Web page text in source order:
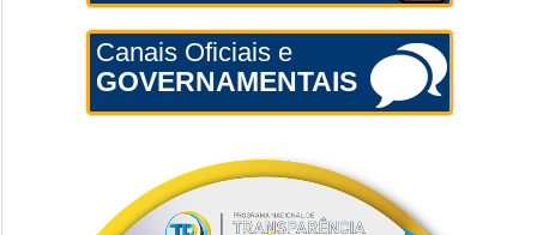
Canais Oficiais e
GOVERNAMENTAIS